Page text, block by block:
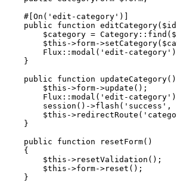
    #[
On ( 'edit-category' )
    public
function editCategory
        $category
= Category :: find (
        $this
->form->setCategory(
        Flux
:: modal ( 'edit-category' )
    }
    public
function updateCategory
        $this
->form->update () ;
        Flux
:: modal ( 'edit-category' )
        session
() ->flash ( 'success' ,
        $this
->redirectRoute (
    }
    public
function resetForm()
    {
        $this
->resetValidation () ;
        $this
->form->reset () ;
    }